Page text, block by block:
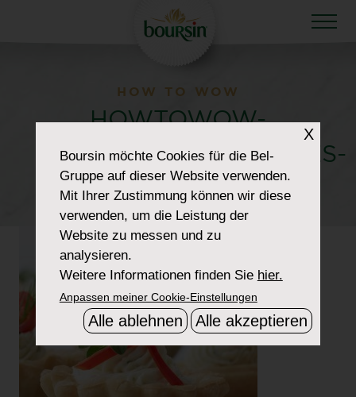
HOW TO WOW
HOWTOWOW-
CHRISTMASFESTIVITIES-
2-TART
X
Boursinmöchte Cookies für die Bel-
Gruppe auf dieser Website verwenden.
Mit Ihrer Zustimmung können wir diese
verwenden, um die Leistung der
Website zu messen und zu
analysieren.
Weitere Informationen finden Sie hier.
Anpassen meiner Cookie-Einstellungen
Alle ablehnen Alle akzeptieren